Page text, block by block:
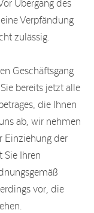
Übergang des
Verpfändung
zulässig.
Geschäftsgang
bereits jetzt alle
die Ihnen
ab, wir nehmen
Einziehung der
Sie Ihren
vor, die